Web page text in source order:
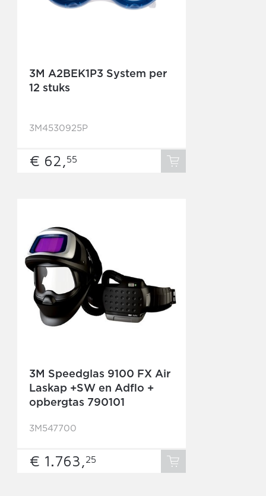
3M A2BEK1P3 System per
12 stuks
3M4530925P
€ 62,55
3M Speedglas 9100 FX Air
Laskap +SW en Adflo +
opbergtas 790101
3M547700
€ 1.763,25